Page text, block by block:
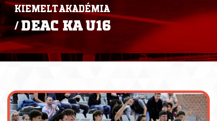
KIEMELT AKADÉMIA
/ DEAC KA U16